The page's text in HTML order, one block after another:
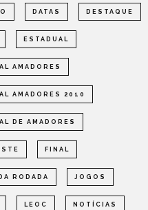
OS SEMIFINALISTAS
DE AMADORES –
2026
DATAS DESTAQUE
ESTADUAL
AMADORES
AMADORES 2010
DE AMADORES
FINAL
RODADA JOGOS
LEOC NOTÍCIAS